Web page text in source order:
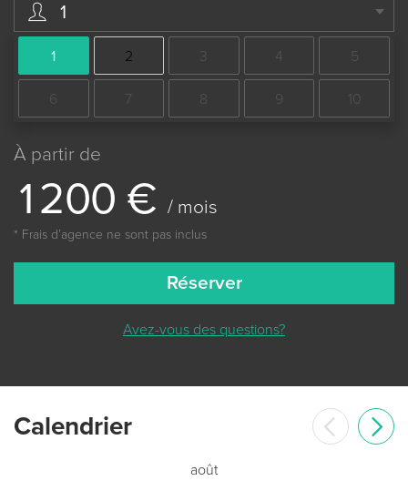
1
1 2 3 4 5
6 7 8 9 10
À partir de
1200 € / mois
* Frais dʼagence ne sont pas inclus
Réserver
Avez-vous des questions?
Сalendrier
août